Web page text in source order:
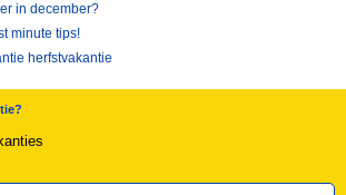
in december?
minute tips!
herfstvakantie